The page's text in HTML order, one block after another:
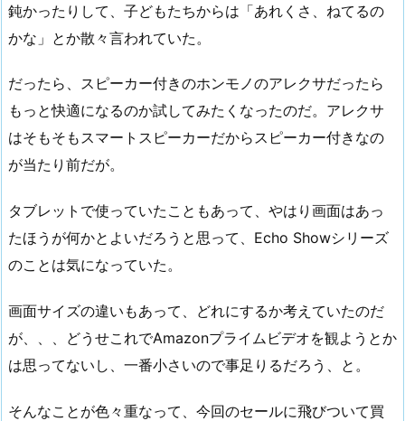
鈍かったりして、子どもたちからは「あれくさ、ねてるの
かな」とか散々言われていた。
だったら、スピーカー付きのホンモノのアレクサだったら
もっと快適になるのか試してみたくなったのだ。アレクサ
はそもそもスマートスピーカーだからスピーカー付きなの
が当たり前だが。
タブレットで使っていたこともあって、やはり画面はあっ
たほうが何かとよいだろうと思って、Echo Showシリーズ
のことは気になっていた。
画面サイズの違いもあって、どれにするか考えていたのだ
が、、、どうせこれでAmazonプライムビデオを観ようとか
は思ってないし、一番小さいので事足りるだろう、と。
そんなことが色々重なって、今回のセールに飛びついて買